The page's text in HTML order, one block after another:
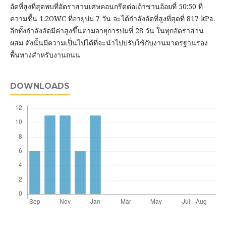
อัดที่สูงที่สุดพบที่อัตราส่วนเศษคอนกรีตต่อเถ้าชานอ้อยที่ 50:50 ที่
ความชื้น 1.2OWC ที่อายุบ่ม 7 วัน จะได้กำลังอัดที่สูงที่สุดที่ 817 kPa.
อีกทั้งกำลังอัดมีค่าสูงขึ้นตามอายุการบ่มที่ 28 วัน ในทุกอัตราส่วน
ผสม ดังนั้นมีความเป็นไปได้ที่จะนำไปปรับใช้กับงานมาตรฐานรอง
พื้นทางสำหรับงานถนน
DOWNLOADS